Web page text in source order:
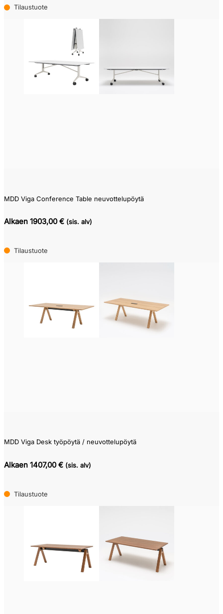
Tilaustuote
MDD Viga Conference Table neuvottelupöytä
Alkaen 1903,00 € (sis. alv)
Tilaustuote
MDD Viga Desk työpöytä / neuvottelupöytä
Alkaen 1407,00 € (sis. alv)
Tilaustuote